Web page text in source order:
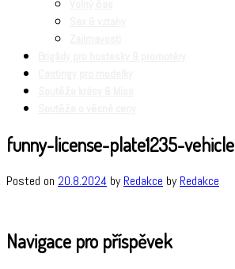
funny-license-plate1235-vehicle
Posted on 20.8.2024 byRedakce byRedakce
Navigace pro příspěvek